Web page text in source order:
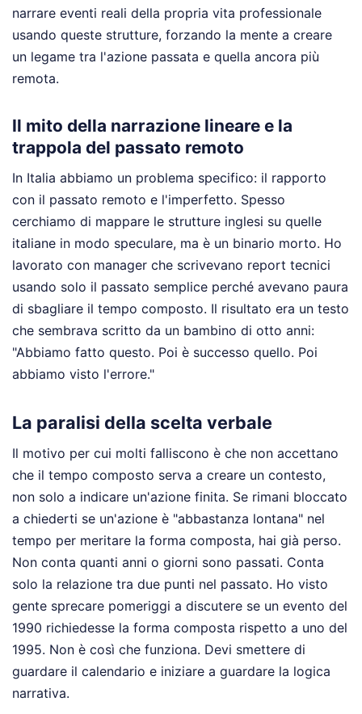
narrare eventi reali della propria vita professionale
usando queste strutture, forzando la mente a creare
un legame tra l'azione passata e quella ancora più
remota.
Il mito della narrazione lineare e la
trappola del passato remoto
In Italia abbiamo un problema specifico: il rapporto
con il passato remoto e l'imperfetto. Spesso
cerchiamo di mappare le strutture inglesi su quelle
italiane in modo speculare, ma è un binario morto. Ho
lavorato con manager che scrivevano report tecnici
usando solo il passato semplice perché avevano paura
di sbagliare il tempo composto. Il risultato era un testo
che sembrava scritto da un bambino di otto anni:
"Abbiamo fatto questo. Poi è successo quello. Poi
abbiamo visto l'errore."
La paralisi della scelta verbale
Il motivo per cui molti falliscono è che non accettano
che il tempo composto serva a creare un contesto,
non solo a indicare un'azione finita. Se rimani bloccato
a chiederti se un'azione è "abbastanza lontana" nel
tempo per meritare la forma composta, hai già perso.
Non conta quanti anni o giorni sono passati. Conta
solo la relazione tra due punti nel passato. Ho visto
gente sprecare pomeriggi a discutere se un evento del
1990 richiedesse la forma composta rispetto a uno del
1995. Non è così che funziona. Devi smettere di
guardare il calendario e iniziare a guardare la logica
narrativa.